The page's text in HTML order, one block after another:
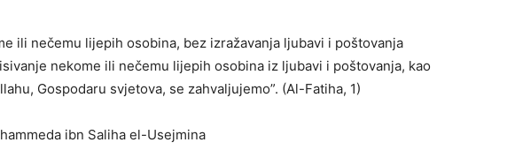
ili nečemu lijepih osobina, bez izražavanja ljubavi i poštovanja
nekome ili nečemu lijepih osobina iz ljubavi i poštovanja, kao
Gospodaru svjetova, se zahvaljujemo”. (Al-Fatiha, 1)
ibn Saliha el-Usejmina